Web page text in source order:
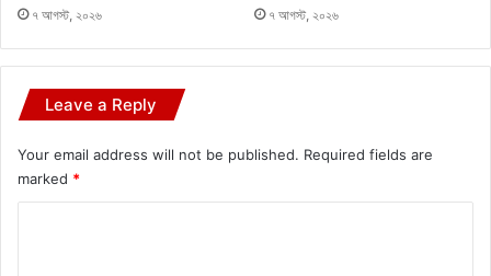
৭ আগস্ট, ২০২৬ ৭ আগস্ট, ২০২৬
Leave a Reply
Your email address will not be published. Required fields are
marked *